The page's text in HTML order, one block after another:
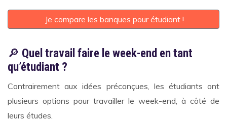
Je compare les banques pour étudiant !
🔎 Quel travail faire le week-end en tant
qu’étudiant ?
Contrairement aux idées préconçues, les étudiants ont
plusieurs options pour travailler le week-end, à côté de
leurs études.